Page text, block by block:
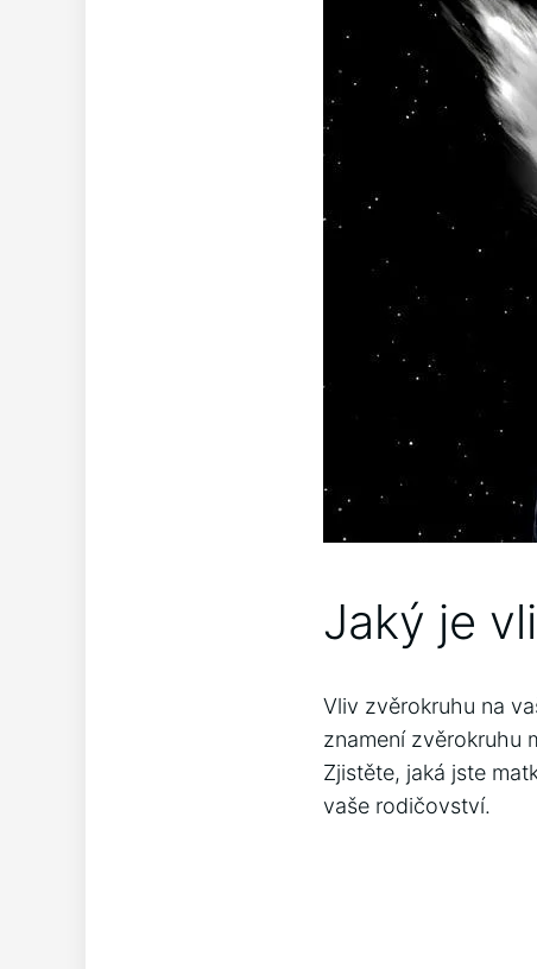
Jaký je
Vliv zvěrokruhu na
znamení zvěrokruhu
Zjistěte, jaká jste
vaše rodičovství.